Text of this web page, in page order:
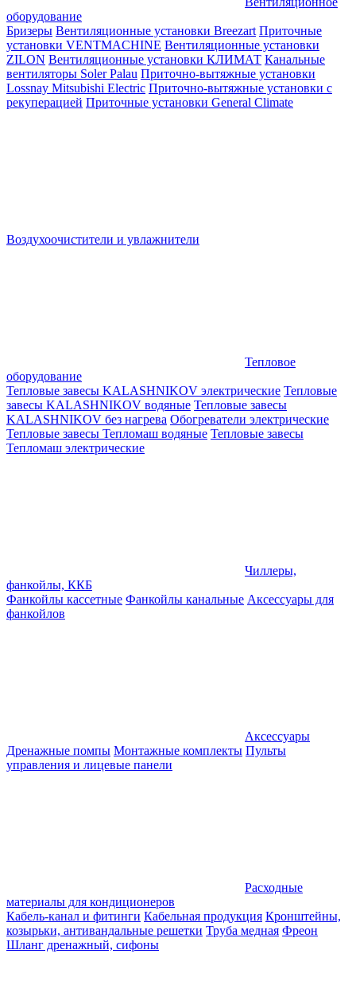
оборудование
Бризеры Вентиляционные установки Breezart Приточные
установки VENTMACHINE Вентиляционные установки
ZILON Вентиляционные установки КЛИМАТ Канальные
вентиляторы Soler Palau Приточно-вытяжные установки
Lossnay Mitsubishi Electric Приточно-вытяжные установки с
рекуперацией Приточные установки General Climate
Воздухоочистители и увлажнители
Тепловое
оборудование
Тепловые завесы KALASHNIKOV электрические Тепловые
завесы KALASHNIKOV водяные Тепловые завесы
KALASHNIKOV без нагрева Обогреватели электрические
Тепловые завесы Тепломаш водяные Тепловые завесы
Тепломаш электрические
Чиллеры,
фанкойлы, ККБ
Фанкойлы кассетные Фанкойлы канальные Аксессуары для
фанкойлов
Аксессуары
Дренажные помпы Монтажные комплекты Пульты
управления и лицевые панели
Расходные
материалы для кондиционеров
Кабель-канал и фитинги Кабельная продукция Кронштейны,
козырьки, антивандальные решетки Труба медная Фреон
Шланг дренажный, сифоны